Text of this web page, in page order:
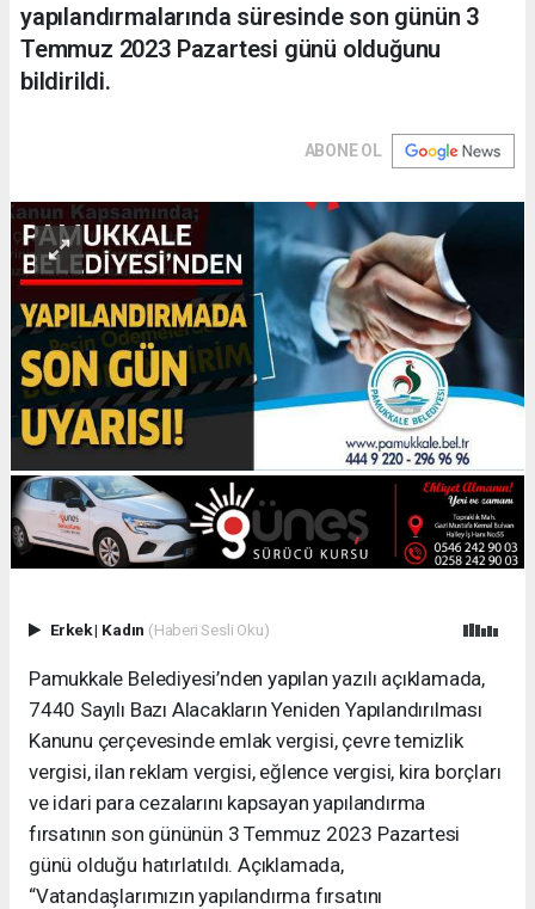
yapılandırmalarında süresinde son günün 3
Temmuz 2023 Pazartesi günü olduğunu
bildirildi.
ABONE OL
Erkek| Kadın (Haberi Sesli Oku)
Pamukkale Belediyesi’nden yapılan yazılı açıklamada,
7440 Sayılı Bazı Alacakların Yeniden Yapılandırılması
Kanunu çerçevesinde emlak vergisi, çevre temizlik
vergisi, ilan reklam vergisi, eğlence vergisi, kira borçları
ve idari para cezalarını kapsayan yapılandırma
fırsatının son gününün 3 Temmuz 2023 Pazartesi
günü olduğu hatırlatıldı. Açıklamada,
“Vatandaşlarımızın yapılandırma fırsatını